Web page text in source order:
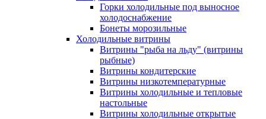
Горки холодильные под выносное
холодоснабжение
Бонеты морозильные
Холодильные витрины
Витрины "рыба на льду" (витрины
рыбные)
Витрины кондитерские
Витрины низкотемпературные
Витрины холодильные и тепловые
настольные
Витрины холодильные открытые